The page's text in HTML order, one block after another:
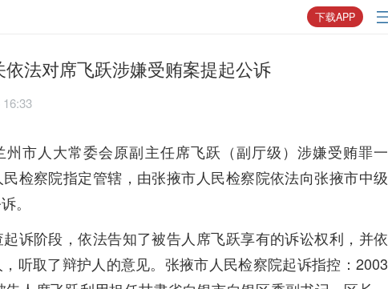
下载APP
法对席飞跃涉嫌受贿案提起公诉
州市人大常委会原副主任席飞跃（副厅级）涉嫌受贿罪一
检察院指定管辖，由张掖市人民检察院依法向张掖市中级
。
诉阶段，依法告知了被告人席飞跃享有的诉讼权利，并依
听取了辩护人的意见。张掖市人民检察院起诉指控：2003